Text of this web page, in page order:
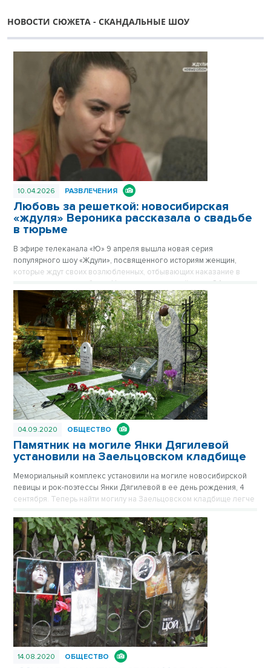
НОВОСТИ СЮЖЕТА - СКАНДАЛЬНЫЕ ШОУ
10.04.2026 РАЗВЛЕЧЕНИЯ
Любовь за решеткой: новосибирская
«ждуля» Вероника рассказала о свадьбе
в тюрьме
В эфире телеканала «Ю» 9 апреля вышла новая серия
популярного шоу «Ждули», посвященного историям женщин,
которые ждут своих возлюбленных, отбывающих наказание в
местах лишения свободы. На этот раз героиней стала 24-летняя
жительница Новосибирска Вероника Свирюкова, которая
оказалась перед сложным выбором: связать свою жизнь с
заключенным Дмитрием Лыткиным или прислушаться к мнению
близких. Отсутствие поддержки со стороны родных и друзей,
кажется, не остановило девушку, но реальность оказалась
суровее ожиданий.
04.09.2020 ОБЩЕСТВО
Памятник на могиле Янки Дягилевой
установили на Заельцовском кладбище
Мемориальный комплекс установили на могиле новосибирской
певицы и рок-поэтессы Янки Дягилевой в ее день рождения, 4
сентября. Теперь найти могилу на Заельцовском кладбище легче
14.08.2020 ОБЩЕСТВО